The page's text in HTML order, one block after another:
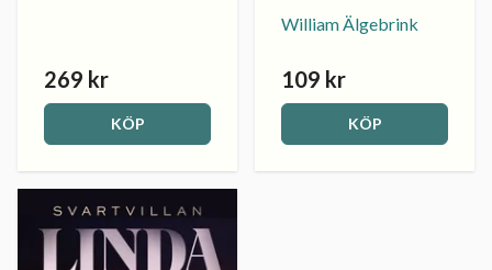
269 kr
KÖP
William Älgebrink
109 kr
KÖP